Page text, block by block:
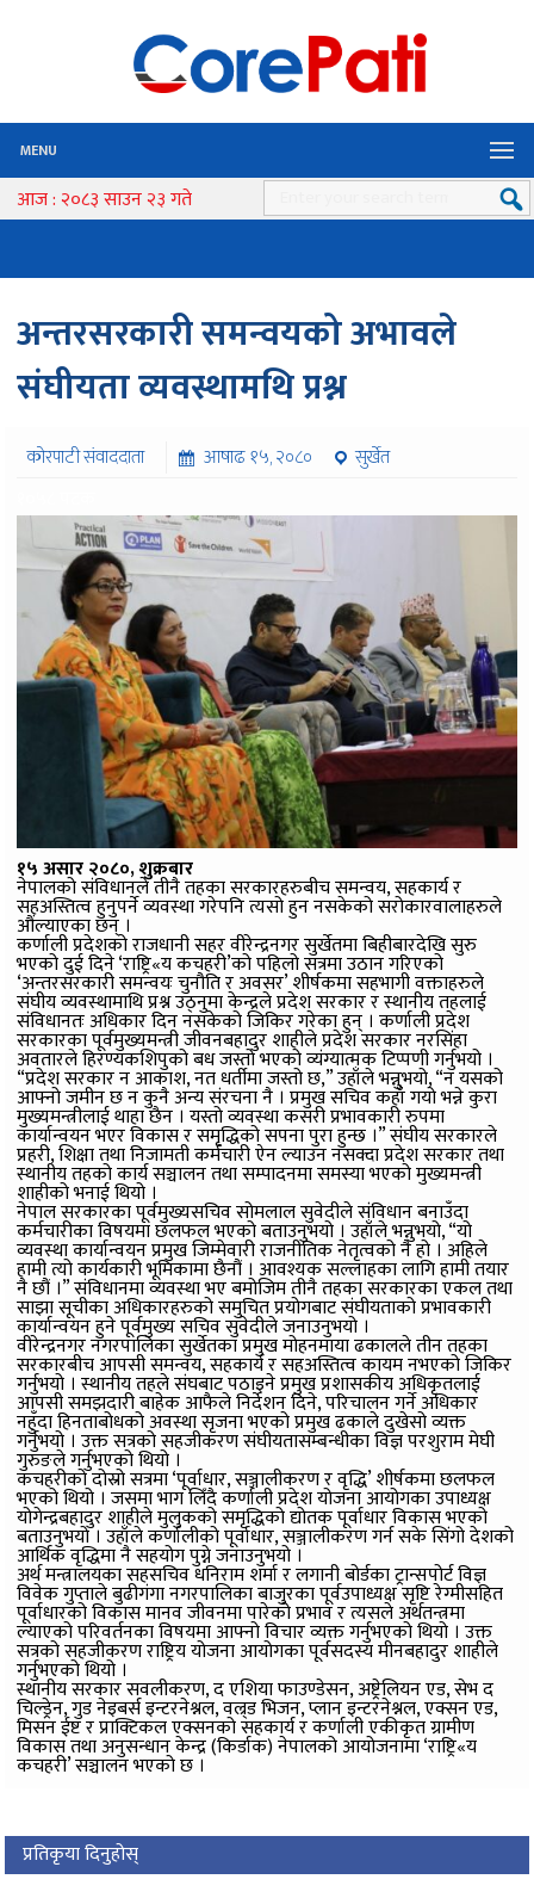
MENU
आज : २०८३ साउन २३ गते
अन्तरसरकारी समन्वयको अभावले
संघीयता व्यवस्थामथि प्रश्न
कोरपाटी संवाददाता आषाढ १५, २०८०
सुर्खेत
१५ असार २०८०, शुक्रबार
नेपालको संविधानले तीनै तहका सरकारहरुबीच समन्वय, सहकार्य र
सहअस्तित्व हुनुपर्ने व्यवस्था गरेपनि त्यसो हुन नसकेको सरोकारवालाहरुले
औंल्याएका छन् ।
कर्णाली प्रदेशको राजधानी सहर वीरेन्द्रनगर सुर्खेतमा बिहीबारदेखि सुरु
भएको दुई दिने ‘राष्ट्रि«य कचहरी’को पहिलो सत्रमा उठान गरिएको
‘अन्तरसरकारी समन्वयः चुनौति र अवसर’ शीर्षकमा सहभागी वक्ताहरुले
संघीय व्यवस्थामाथि प्रश्न उठ्नुमा केन्द्रले प्रदेश सरकार र स्थानीय तहलाई
संविधानतः अधिकार दिन नसकेको जिकिर गरेका हुन् । कर्णाली प्रदेश
सरकारका पूर्वमुख्यमन्त्री जीवनबहादुर शाहीले प्रदेश सरकार नरसिंहा
अवतारले हिरण्यकशिपुको बध जस्तो भएको व्यंग्यात्मक टिप्पणी गर्नुभयो ।
“प्रदेश सरकार न आकाश, नत धर्तीमा जस्तो छ,” उहाँले भन्नुभयो, “न यसको
आफ्नो जमीन छ न कुनै अन्य संरचना नै । प्रमुख सचिव कहाँ गयो भन्ने कुरा
मुख्यमन्त्रीलाई थाहा छैन । यस्तो व्यवस्था कसरी प्रभावकारी रुपमा
कार्यान्वयन भएर विकास र समृद्धिको सपना पुरा हुन्छ ।” संघीय सरकारले
प्रहरी, शिक्षा तथा निजामती कर्मचारी ऐन ल्याउन नसक्दा प्रदेश सरकार तथा
स्थानीय तहको कार्य सञ्चालन तथा सम्पादनमा समस्या भएको मुख्यमन्त्री
शाहीको भनाई थियो ।
नेपाल सरकारका पूर्वमुख्यसचिव सोमलाल सुवेदीले संविधान बनाउँदा
कर्मचारीका विषयमा छलफल भएको बताउनुभयो । उहाँले भन्नुभयो, “यो
व्यवस्था कार्यान्वयन प्रमुख जिम्मेवारी राजनीतिक नेतृत्वको नै हो । अहिले
हामी त्यो कार्यकारी भूमिकामा छैनौं । आवश्यक सल्लाहका लागि हामी तयार
नै छौं ।” संविधानमा व्यवस्था भए बमोजिम तीनै तहका सरकारका एकल तथा
साझा सूचीका अधिकारहरुको समुचित प्रयोगबाट संघीयताको प्रभावकारी
कार्यान्वयन हुने पूर्वमुख्य सचिव सुवेदीले जनाउनुभयो ।
वीरेन्द्रनगर नगरपालिका सुर्खेतका प्रमुख मोहनमाया ढकालले तीन तहका
सरकारबीच आपसी समन्वय, सहकार्य र सहअस्तित्व कायम नभएको जिकिर
गर्नुभयो । स्थानीय तहले संघबाट पठाइने प्रमुख प्रशासकीय अधिकृतलाई
आपसी समझदारी बाहेक आफैले निर्देशन दिने, परिचालन गर्ने अधिकार
नहुँदा हिनताबोधको अवस्था सृजना भएको प्रमुख ढकाले दुखेसो व्यक्त
गर्नुभयो । उक्त सत्रको सहजीकरण संघीयतासम्बन्धीका विज्ञ परशुराम मेघी
गुरुङले गर्नुभएको थियो ।
कचहरीको दोस्रो सत्रमा ‘पूर्वाधार, सञ्जालीकरण र वृद्धि’ शीर्षकमा छलफल
भएको थियो । जसमा भाग लिँदै कर्णाली प्रदेश योजना आयोगका उपाध्यक्ष
योगेन्द्रबहादुर शाहीले मुलुकको समृद्धिको द्योतक पूर्वाधार विकास भएको
बताउनुभयो । उहाँले कर्णालीको पूर्वाधार, सञ्जालीकरण गर्न सके सिंगो देशको
आर्थिक वृद्धिमा नै सहयोग पुग्ने जनाउनुभयो ।
अर्थ मन्त्रालयका सहसचिव धनिराम शर्मा र लगानी बोर्डका ट्रान्सपोर्ट विज्ञ
विवेक गुप्ताले बुढीगंगा नगरपालिका बाजुरका पूर्वउपाध्यक्ष सृष्टि रेग्मीसहित
पूर्वाधारको विकास मानव जीवनमा पारेको प्रभाव र त्यसले अर्थतन्त्रमा
ल्याएको परिवर्तनका विषयमा आफ्नो विचार व्यक्त गर्नुभएको थियो । उक्त
सत्रको सहजीकरण राष्ट्रिय योजना आयोगका पूर्वसदस्य मीनबहादुर शाहीले
गर्नुभएको थियो ।
स्थानीय सरकार सवलीकरण, द एशिया फाउण्डेसन, अष्ट्रेलियन एड, सेभ द
चिल्ड्रेन, गुड नेइबर्स इन्टरनेश्नल, वल्र्ड भिजन, प्लान इन्टरनेश्नल, एक्सन एड,
मिसन ईष्ट र प्राक्टिकल एक्सनको सहकार्य र कर्णाली एकीकृत ग्रामीण
विकास तथा अनुसन्धान केन्द्र (किर्डाक) नेपालको आयोजनामा ‘राष्ट्रि«य
कचहरी’ सञ्चालन भएको छ ।
प्रतिकृया दिनुहोस्